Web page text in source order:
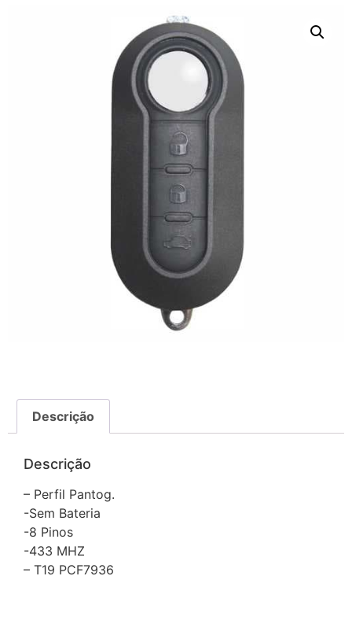
Descrição
Descrição
– Perfil Pantog.
-Sem Bateria
-8 Pinos
-433 MHZ
– T19 PCF7936